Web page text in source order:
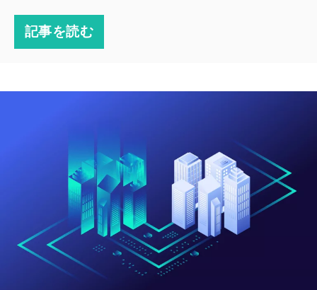
記事を読む